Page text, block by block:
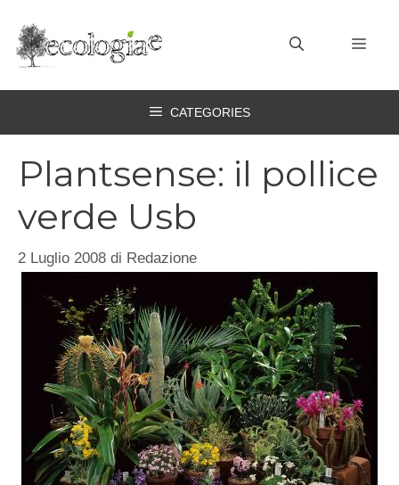
contenuto
CATEGORIES
Plantsense: il pollice
verde Usb
2 Luglio 2008 di Redazione